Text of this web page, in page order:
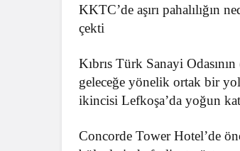
KKTC’de aşırı pahalılığın
çekti
Kıbrıs Türk Sanayi
geleceğe yönelik ortak bir yol
ikincisi Lefkoşa’da yoğun
Concorde Tower Hotel’de